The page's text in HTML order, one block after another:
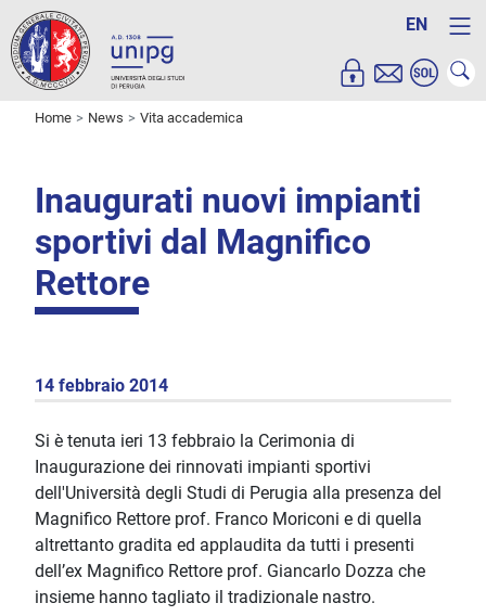
EN
Home News Vita accademica
Inaugurati nuovi impianti
sportivi dal Magnifico
Rettore
14 febbraio 2014
Si è tenuta ieri 13 febbraio la Cerimonia di
Inaugurazione dei rinnovati impianti sportivi
dell'Università degli Studi di Perugia alla presenza del
Magnifico Rettore prof. Franco Moriconi e di quella
altrettanto gradita ed applaudita da tutti i presenti
dell’ex Magnifico Rettore prof. Giancarlo Dozza che
insieme hanno tagliato il tradizionale nastro.